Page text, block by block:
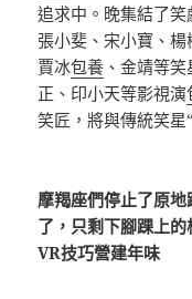
追求中。晚集結了笑
張小斐、宋小寶、
賈冰包養 、金靖等
正、印小天等影視演
笑匠，將與傳統笑星
摩羯座們停止了原
了，只剩下腳踝上
VR技巧營建年味